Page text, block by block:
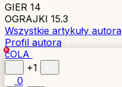
GIER 14
OGRAJKI 15.3
Wszystkie artykuły autora
Profil autora
cOLA
+1
0